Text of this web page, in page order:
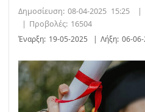
Δημοσίευση: 08-04-2025 15:25 |
| Προβολές: 16504
Έναρξη: 19-05-2025 | Λήξη: 06-